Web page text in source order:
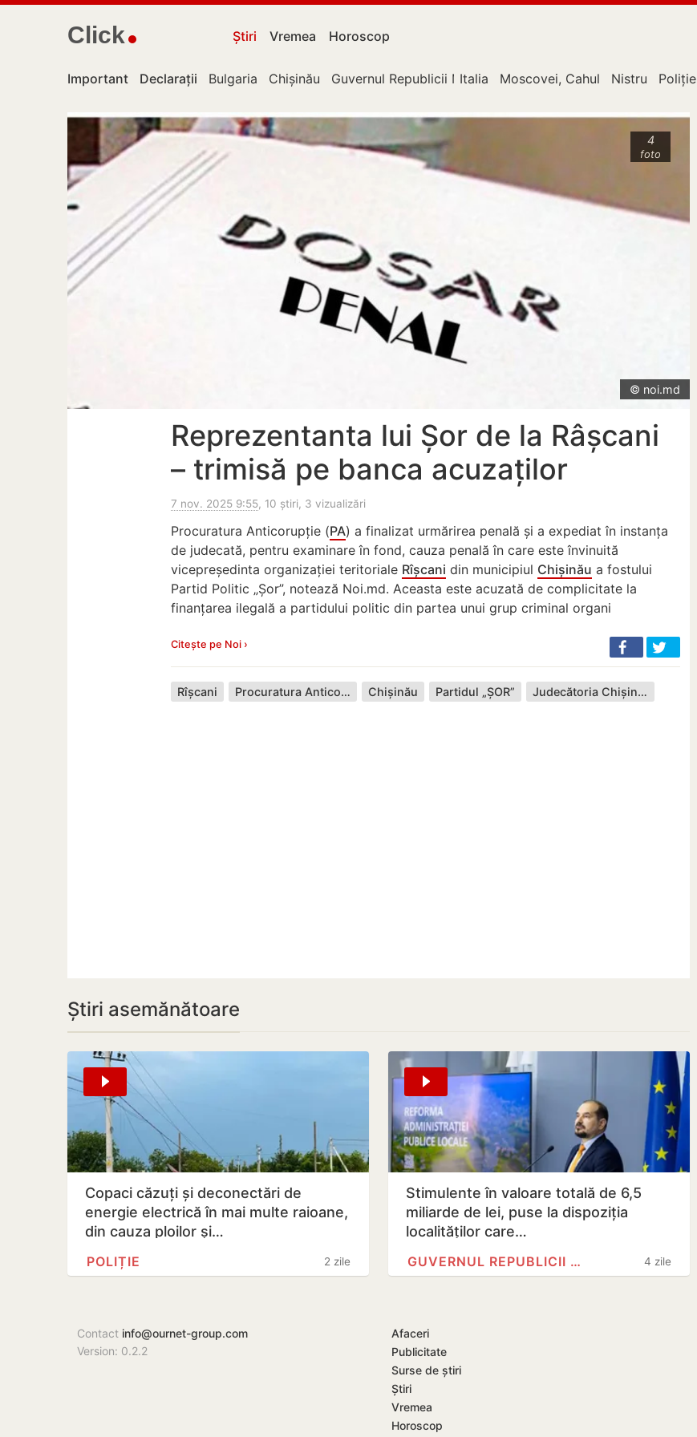
Click Știri Vremea Horoscop
Important Declarații Bulgaria Chișinău Guvernul Republicii Moldova
Italia Moscovei, Cahul Nistru Poliție
4
foto
© noi.md
Reprezentanta lui Șor de la Râșcani
– trimisă pe banca acuzaților
7 nov. 2025 9:55, 10 știri, 3 vizualizări
Procuratura Anticorupție (PA) a finalizat urmărirea penală și a expediat în instanța
de judecată, pentru examinare în fond, cauza penală în care este învinuită
vicepreședinta organizației teritoriale Rîșcani din municipiul Chișinău a fostului
Partid Politic „Șor”, notează Noi.md. Aceasta este acuzată de complicitate la
finanțarea ilegală a partidului politic din partea unui grup criminal organi
Citește pe Noi ›
Rîșcani Procuratura Anticorupție Chișinău Partidul „ȘOR” Judecătoria Chișinău
Știri asemănătoare
Copaci căzuți și deconectări de
energie electrică în mai multe raioane,
din cauza ploilor și…
2 zile
POLIȚIE
Stimulente în valoare totală de 6,5
miliarde de lei, puse la dispoziția
localităților care…
4 zile
GUVERNUL REPUBLICII MOLDOVA
Contact info@ournet-group.com
Version: 0.2.2
Afaceri
Publicitate
Surse de știri
Știri
Vremea
Horoscop